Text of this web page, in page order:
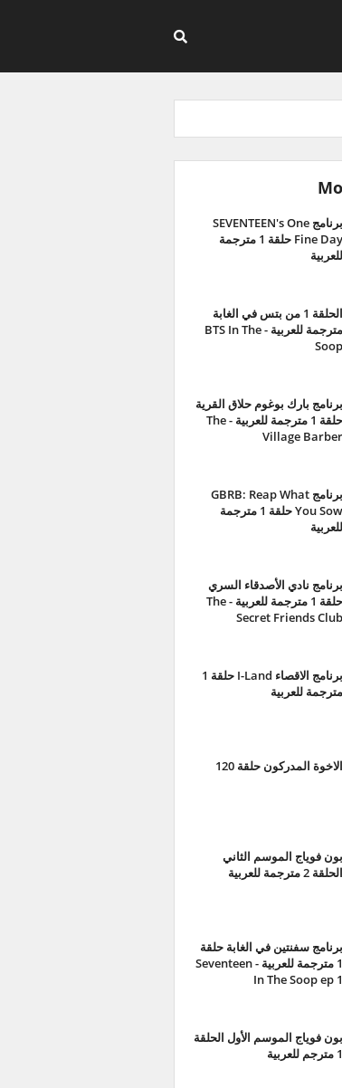
برنامج SEVENTEEN's One
Fine Day حلقة 1 مترجمة
للعربية
الحلقة 1 من بتس في الغابة
مترجمة للعربية - BTS In The
Soop
برنامج بارك بوغوم حلاق القرية
حلقة 1 مترجمة للعربية - The
Village Barber
برنامج GBRB: Reap What
You Sow حلقة 1 مترجمة
للعربية
برنامج نادي الأصدقاء السري
حلقة 1 مترجمة للعربية - The
Secret Friends Club
برنامج الاقصاء I-Land حلقة 1
مترجمة للعربية
الاخوة المدركون حلقة 120
بون فوياج الموسم الثاني
الحلقة 2 مترجمة للعربية
برنامج سفنتين في الغابة حلقة
1 مترجمة للعربية - Seventeen
In The Soop ep 1
بون فوياج الموسم الأول الحلقة
1 مترجم للعربية